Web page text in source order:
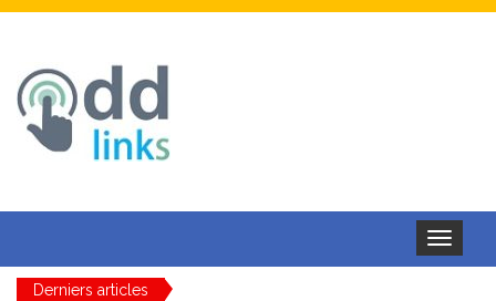
Toggle
navigation
Derniers articles